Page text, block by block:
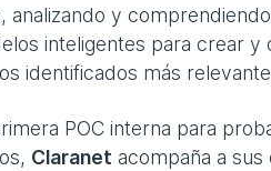
analizando y
inteligentes para crear
identificados más
POC interna para
Claranet acompaña a